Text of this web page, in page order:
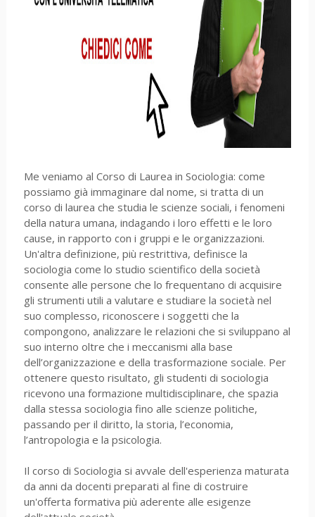
Me veniamo al Corso di Laurea in Sociologia: come
possiamo già immaginare dal nome, si tratta di un
corso di laurea che studia le scienze sociali, i fenomeni
della natura umana, indagando i loro effetti e le loro
cause, in rapporto con i gruppi e le organizzazioni.
Un'altra definizione, più restrittiva, definisce la
sociologia come lo studio scientifico della società
consente alle persone che lo frequentano di acquisire
gli strumenti utili a valutare e studiare la società nel
suo complesso, riconoscere i soggetti che la
compongono, analizzare le relazioni che si sviluppano al
suo interno oltre che i meccanismi alla base
dell’organizzazione e della trasformazione sociale. Per
ottenere questo risultato, gli studenti di sociologia
ricevono una formazione multidisciplinare, che spazia
dalla stessa sociologia fino alle scienze politiche,
passando per il diritto, la storia, l’economia,
l’antropologia e la psicologia.
Il corso di Sociologia si avvale dell'esperienza maturata
da anni da docenti preparati al fine di costruire
un'offerta formativa più aderente alle esigenze